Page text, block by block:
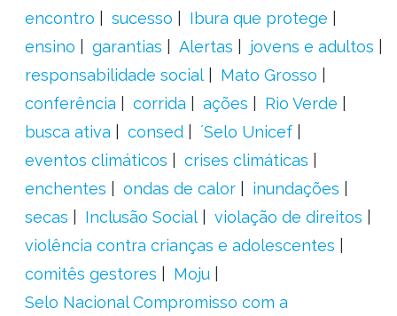
encontro
sucesso
Ibura que protege
ensino
garantias Alertas
jovens e adultos
responsabilidade social
Mato Grosso
conferência
corrida ações
Rio Verde
busca ativa
consed
´Selo Unicef
eventos climáticos
crises climáticas
enchentes
ondas de calor
inundações
secas
Inclusão Social
violação de direitos
violência contra crianças e adolescentes
comitês gestores
Moju
Selo Nacional Compromisso com a